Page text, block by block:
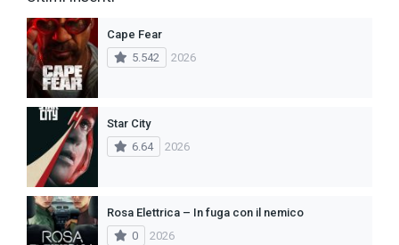
Cape Fear
5.542
2026
Star City
6.64
2026
Rosa Elettrica – In fuga con il nemico
0
2026